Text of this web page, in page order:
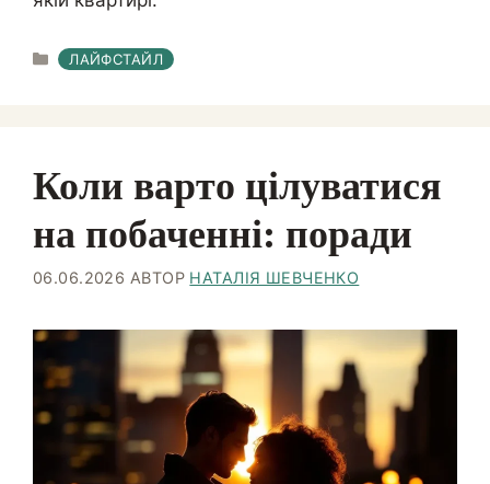
КАТЕГОРІЇ
ЛАЙФСТАЙЛ
Коли варто цілуватися
на побаченні: поради
06.06.2026 АВТОР НАТАЛІЯ ШЕВЧЕНКО